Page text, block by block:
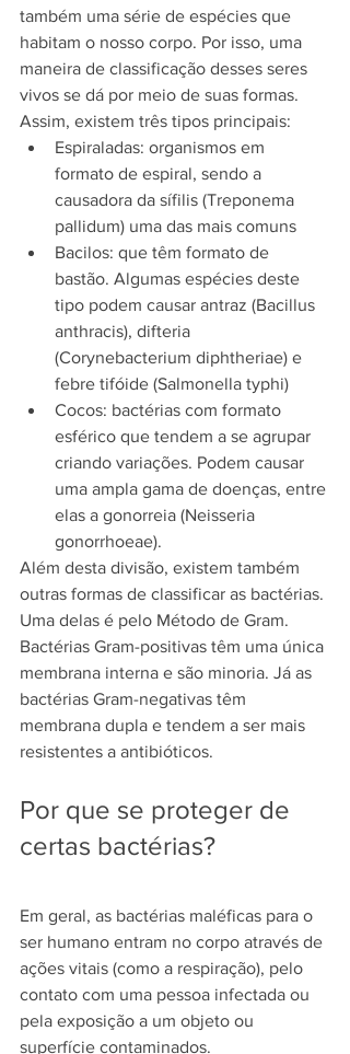
também uma série de espécies que
habitam o nosso corpo. Por isso, uma
maneira de classificação desses seres
vivos se dá por meio de suas formas.
Assim, existem três tipos principais:
Espiraladas: organismos em
formato de espiral, sendo a
causadora da sífilis (Treponema
pallidum) uma das mais comuns
Bacilos: que têm formato de
bastão. Algumas espécies deste
tipo podem causar antraz (Bacillus
anthracis), difteria
(Corynebacterium diphtheriae) e
febre tifóide (Salmonella typhi)
Cocos: bactérias com formato
esférico que tendem a se agrupar
criando variações. Podem causar
uma ampla gama de doenças, entre
elas a gonorreia (Neisseria
gonorrhoeae).
Além desta divisão, existem também
outras formas de classificar as bactérias.
Uma delas é pelo Método de Gram.
Bactérias Gram-positivas têm uma única
membrana interna e são minoria. Já as
bactérias Gram-negativas têm
membrana dupla e tendem a ser mais
resistentes a antibióticos.
Por que se proteger de
certas bactérias?
Em geral, as bactérias maléficas para o
ser humano entram no corpo através de
ações vitais (como a respiração), pelo
contato com uma pessoa infectada ou
pela exposição a um objeto ou
superfície contaminados.